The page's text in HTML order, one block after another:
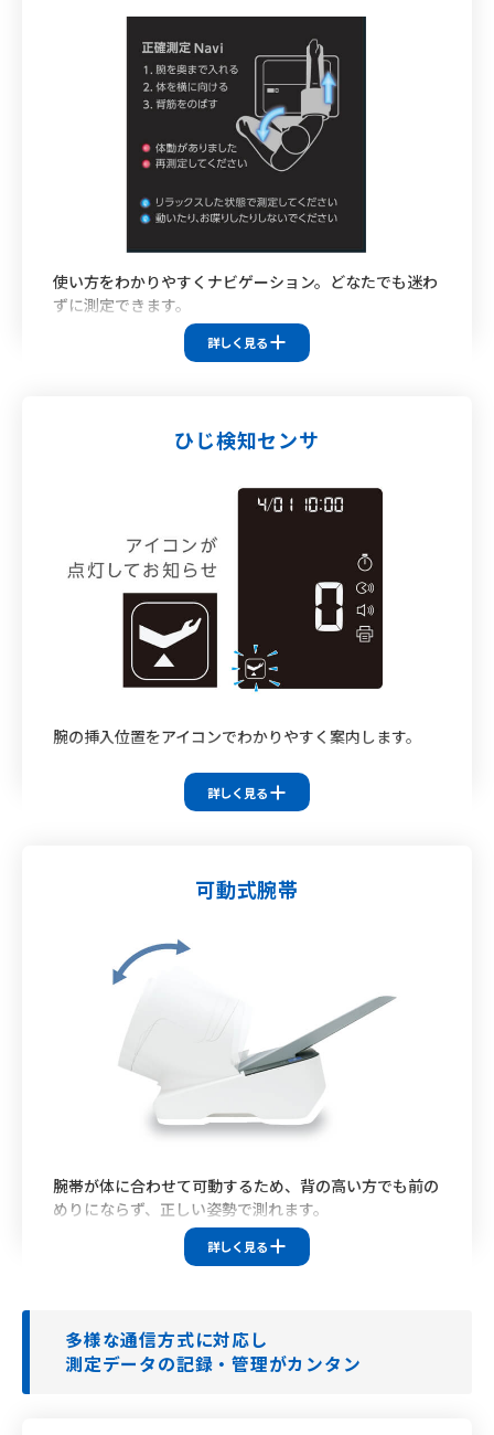
使い方をわかりやすくナビゲーション。どなたでも迷わ
ずに測定できます。
詳しく見る
ひじ検知センサ
腕の挿入位置をアイコンでわかりやすく案内します。
HBP-9031C HBP-9010C
詳しく見る
可動式腕帯
腕帯が体に合わせて可動するため、背の高い方でも前の
めりにならず、正しい姿勢で測れます。
詳しく見る
多様な通信方式に対応し
測定データの記録・管理がカンタン